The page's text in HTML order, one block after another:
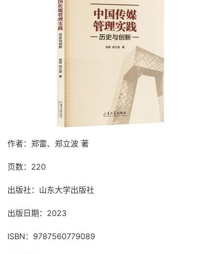
作者：郑雷、郑立波 著
页数：220
出版社：山东大学出版社
出版日期：2023
ISBN：9787560779089